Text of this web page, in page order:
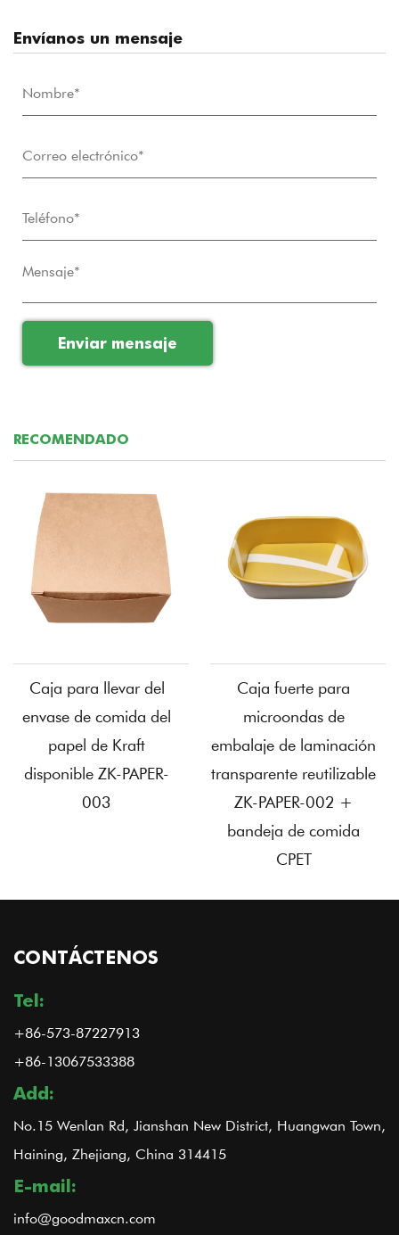
Envíanos un mensaje
RECOMENDADO
Caja para llevar del
envase de comida del
papel de Kraft
disponible ZK-PAPER-
003
Caja fuerte para
microondas de
embalaje de laminación
transparente reutilizable
ZK-PAPER-002 +
bandeja de comida
CPET
CONTÁCTENOS
Tel:
+86-573-87227913
+86-13067533388
Add:
No.15 Wenlan Rd, Jianshan New District, Huangwan Town,
Haining, Zhejiang, China 314415
E-mail:
info@goodmaxcn.com